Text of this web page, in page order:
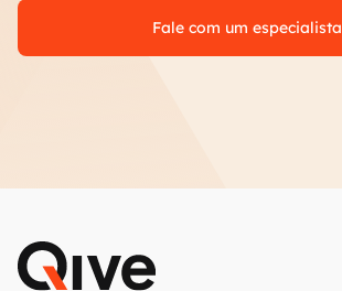
Fale com um especialista